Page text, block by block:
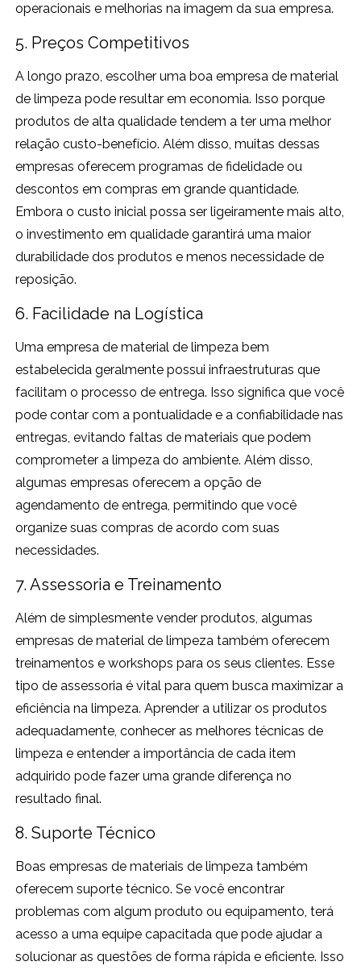
operacionais e melhorias na imagem da sua empresa.
5. Preços Competitivos
A longo prazo, escolher uma boa empresa de material
de limpeza pode resultar em economia. Isso porque
produtos de alta qualidade tendem a ter uma melhor
relação custo-benefício. Além disso, muitas dessas
empresas oferecem programas de fidelidade ou
descontos em compras em grande quantidade.
Embora o custo inicial possa ser ligeiramente mais alto,
o investimento em qualidade garantirá uma maior
durabilidade dos produtos e menos necessidade de
reposição.
6. Facilidade na Logística
Uma empresa de material de limpeza bem
estabelecida geralmente possui infraestruturas que
facilitam o processo de entrega. Isso significa que você
pode contar com a pontualidade e a confiabilidade nas
entregas, evitando faltas de materiais que podem
comprometer a limpeza do ambiente. Além disso,
algumas empresas oferecem a opção de
agendamento de entrega, permitindo que você
organize suas compras de acordo com suas
necessidades.
7. Assessoria e Treinamento
Além de simplesmente vender produtos, algumas
empresas de material de limpeza também oferecem
treinamentos e workshops para os seus clientes. Esse
tipo de assessoria é vital para quem busca maximizar a
eficiência na limpeza. Aprender a utilizar os produtos
adequadamente, conhecer as melhores técnicas de
limpeza e entender a importância de cada item
adquirido pode fazer uma grande diferença no
resultado final.
8. Suporte Técnico
Boas empresas de materiais de limpeza também
oferecem suporte técnico. Se você encontrar
problemas com algum produto ou equipamento, terá
acesso a uma equipe capacitada que pode ajudar a
solucionar as questões de forma rápida e eficiente. Isso